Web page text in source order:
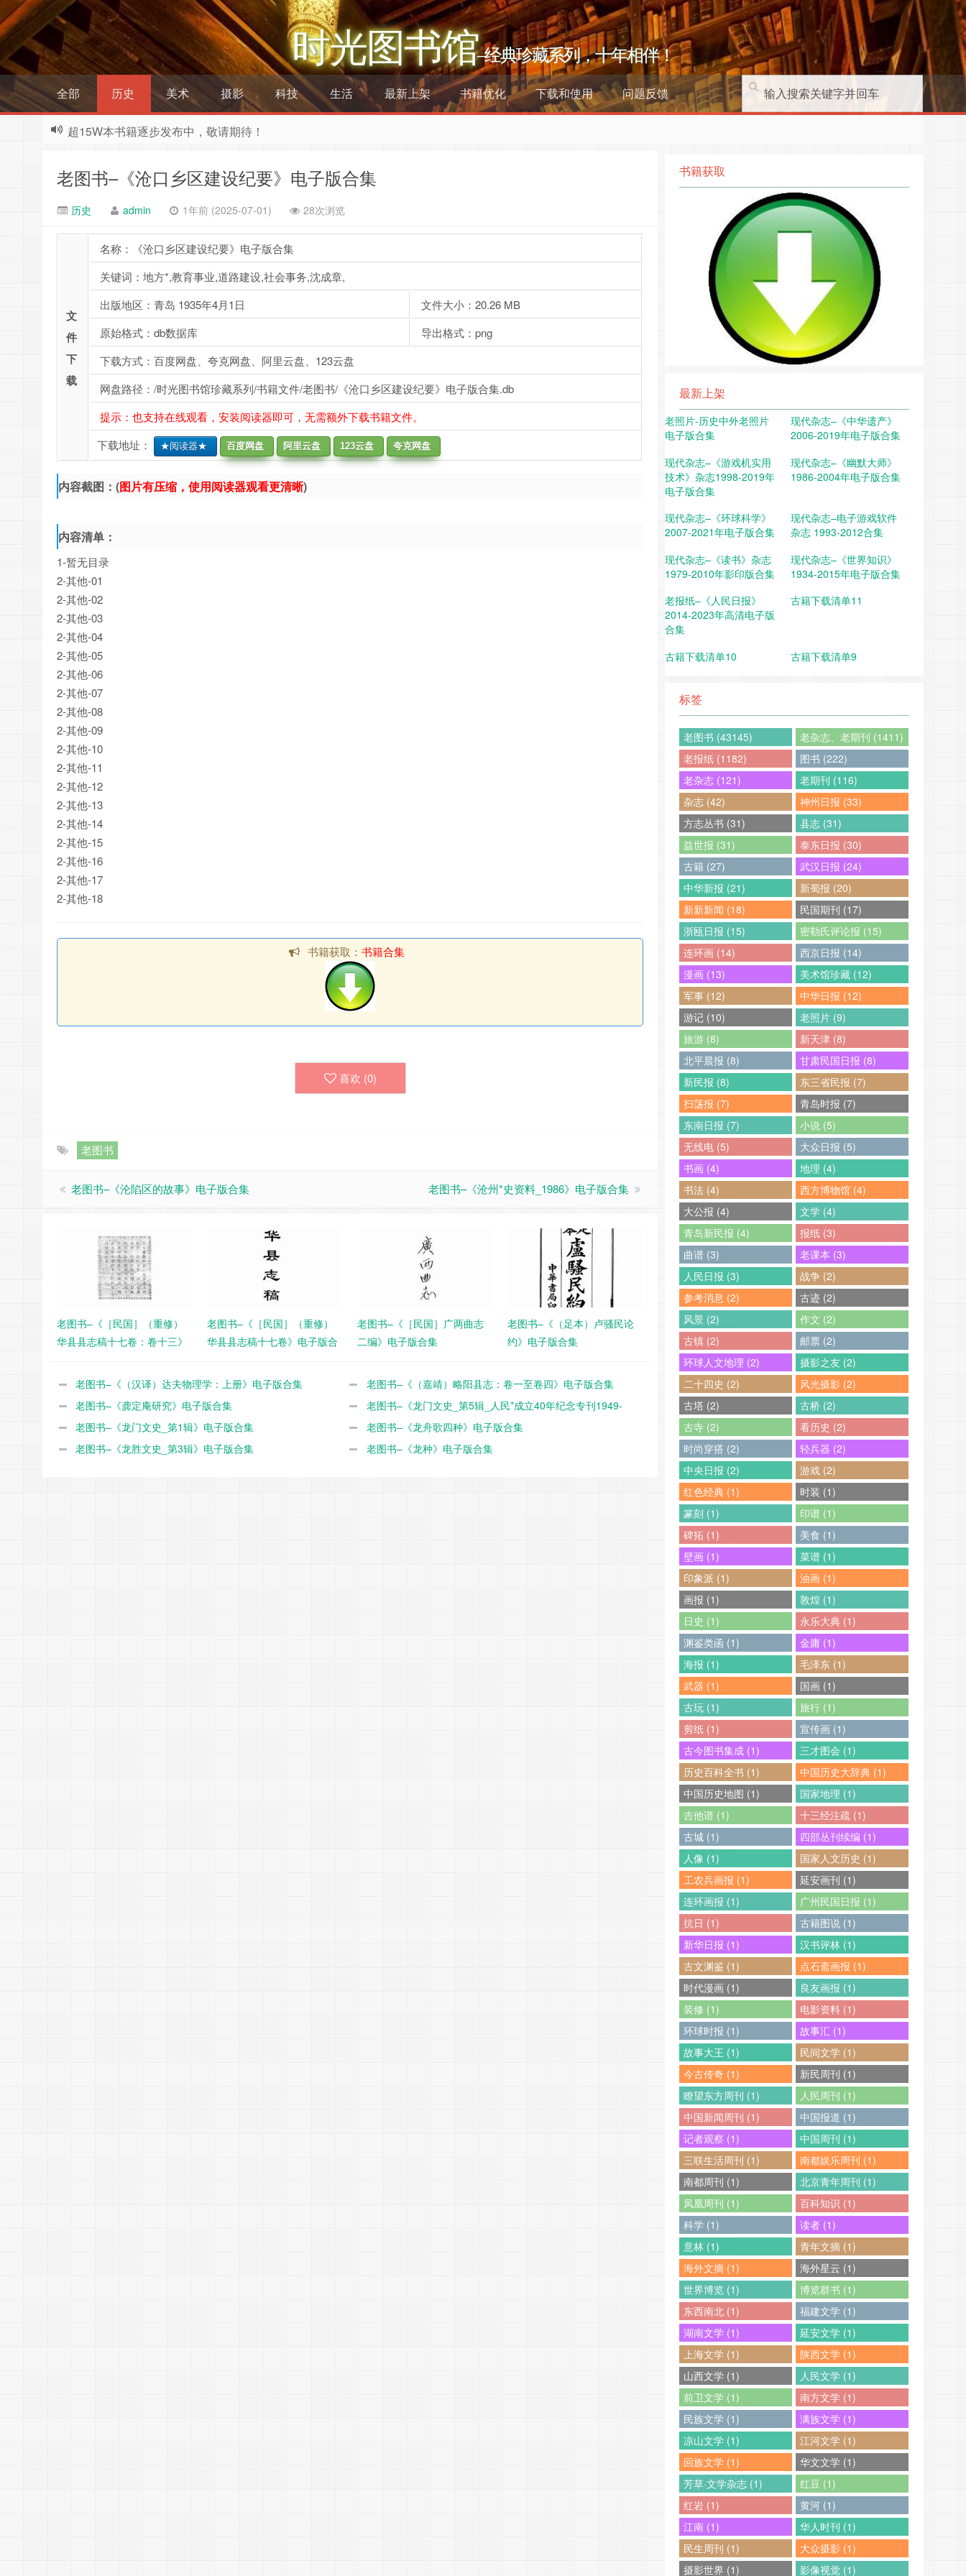
时光图书馆–经典珍藏系列，十年相伴！
全部 历史 美术 摄影 科技 生活 最新上架 书籍优化 下载和使用 问题反馈
超15W本书籍逐步发布中，敬请期待！
老图书–《沧口乡区建设纪要》电子版合集
历史 admin 1年前 (2025-07-01) 28次浏览
文
件
下
载
名称：《沧口乡区建设纪要》电子版合集
关键词：地方*,教育事业,道路建设,社会事务,沈成章,
出版地区：青岛 1935年4月1日
文件大小：20.26 MB
原始格式：db数据库
导出格式：png
下载方式：百度网盘、夸克网盘、阿里云盘、123云盘
网盘路径：/时光图书馆珍藏系列/书籍文件/老图书/《沧口乡区建设纪要》电子版合集.db
提示：也支持在线观看，安装阅读器即可，无需额外下载书籍文件。
下载地址：
★阅读器★ 百度网盘 阿里云盘 123云盘 夸克网盘
内容截图：(图片有压缩，使用阅读器观看更清晰)
内容清单：
1-暂无目录
2-其他-01
2-其他-02
2-其他-03
2-其他-04
2-其他-05
2-其他-06
2-其他-07
2-其他-08
2-其他-09
2-其他-10
2-其他-11
2-其他-12
2-其他-13
2-其他-14
2-其他-15
2-其他-16
2-其他-17
2-其他-18
书籍获取： 书籍合集
喜欢 (0)
老图书
老图书–《沦陷区的故事》电子版合集 老图书–《沧州*史资料_1986》电子版合集
老图书–《［民国］（重修）
华县县志稿十七卷：卷十三》
老图书–《［民国］（重修）
华县县志稿十七卷》电子版合
老图书–《［民国］广两曲志
二编》电子版合集
老图书–《（足本）卢骚民论
约》电子版合集
老图书–《（汉译）达夫物理学：上册》电子版合集
老图书–《（嘉靖）略阳县志：卷一至卷四》电子版合集
老图书–《龚定庵研究》电子版合集
老图书–《龙门文史_第5辑_人民*成立40年纪念专刊1949-
1989》电子版合集
老图书–《龙门文史_第1辑》电子版合集
老图书–《龙舟歌四种》电子版合集
老图书–《龙胜文史_第3辑》电子版合集
老图书–《龙种》电子版合集
书籍获取
最新上架
老照片-历史中外老照片
电子版合集
现代杂志–《中华遗产》
2006-2019年电子版合集
现代杂志–《游戏机实用
技术》杂志1998-2019年
电子版合集
现代杂志–《幽默大师》
1986-2004年电子版合集
现代杂志–《环球科学》
2007-2021年电子版合集
现代杂志–电子游戏软件
杂志 1993-2012合集
现代杂志–《读书》杂志
1979-2010年影印版合集
现代杂志–《世界知识》
1934-2015年电子版合集
老报纸–《人民日报》
2014-2023年高清电子版
合集
古籍下载清单11
古籍下载清单10 古籍下载清单9
标签
老图书 (43145)
老杂志、老期刊 (1411)
老报纸 (1182)
图书 (222)
老杂志 (121)
老期刊 (116)
杂志 (42)
神州日报 (33)
方志丛书 (31)
县志 (31)
益世报 (31)
泰东日报 (30)
古籍 (27)
武汉日报 (24)
中华新报 (21)
新蜀报 (20)
新新新闻 (18)
民国期刊 (17)
浙瓯日报 (15)
密勒氏评论报 (15)
连环画 (14)
西京日报 (14)
漫画 (13)
美术馆珍藏 (12)
军事 (12)
中华日报 (12)
游记 (10)
老照片 (9)
旅游 (8)
新天津 (8)
北平晨报 (8)
甘肃民国日报 (8)
新民报 (8)
东三省民报 (7)
扫荡报 (7)
青岛时报 (7)
东南日报 (7)
小说 (5)
无线电 (5)
大众日报 (5)
书画 (4)
地理 (4)
书法 (4)
西方博物馆 (4)
大公报 (4)
文学 (4)
青岛新民报 (4)
报纸 (3)
曲谱 (3)
老课本 (3)
人民日报 (3)
战争 (2)
参考消息 (2)
古迹 (2)
风景 (2)
作文 (2)
古镇 (2)
邮票 (2)
环球人文地理 (2)
摄影之友 (2)
二十四史 (2)
风光摄影 (2)
古塔 (2)
古桥 (2)
古寺 (2)
看历史 (2)
时尚穿搭 (2)
轻兵器 (2)
中央日报 (2)
游戏 (2)
红色经典 (1)
时装 (1)
篆刻 (1)
印谱 (1)
碑拓 (1)
美食 (1)
壁画 (1)
菜谱 (1)
印象派 (1)
油画 (1)
画报 (1)
敦煌 (1)
日史 (1)
永乐大典 (1)
渊鉴类函 (1)
金庸 (1)
海报 (1)
毛泽东 (1)
武器 (1)
国画 (1)
古玩 (1)
旅行 (1)
剪纸 (1)
宣传画 (1)
古今图书集成 (1)
三才图会 (1)
历史百科全书 (1)
中国历史大辞典 (1)
中国历史地图 (1)
国家地理 (1)
吉他谱 (1)
十三经注疏 (1)
古城 (1)
四部丛刊续编 (1)
人像 (1)
国家人文历史 (1)
工农兵画报 (1)
延安画刊 (1)
连环画报 (1)
广州民国日报 (1)
抗日 (1)
古籍图说 (1)
新华日报 (1)
汉书评林 (1)
古文渊鉴 (1)
点石斋画报 (1)
时代漫画 (1)
良友画报 (1)
装修 (1)
电影资料 (1)
环球时报 (1)
故事汇 (1)
故事大王 (1)
民间文学 (1)
今古传奇 (1)
新民周刊 (1)
瞭望东方周刊 (1)
人民周刊 (1)
中国新闻周刊 (1)
中国报道 (1)
记者观察 (1)
中国周刊 (1)
三联生活周刊 (1)
南都娱乐周刊 (1)
南都周刊 (1)
北京青年周刊 (1)
凤凰周刊 (1)
百科知识 (1)
科学 (1)
读者 (1)
意林 (1)
青年文摘 (1)
海外文摘 (1)
海外星云 (1)
世界博览 (1)
博览群书 (1)
东西南北 (1)
福建文学 (1)
湖南文学 (1)
延安文学 (1)
上海文学 (1)
陕西文学 (1)
山西文学 (1)
人民文学 (1)
前卫文学 (1)
南方文学 (1)
民族文学 (1)
满族文学 (1)
凉山文学 (1)
江河文学 (1)
回族文学 (1)
华文文学 (1)
芳草·文学杂志 (1)
红豆 (1)
红岩 (1)
黄河 (1)
江南 (1)
华人时刊 (1)
民生周刊 (1)
大众摄影 (1)
摄影世界 (1)
影像视觉 (1)